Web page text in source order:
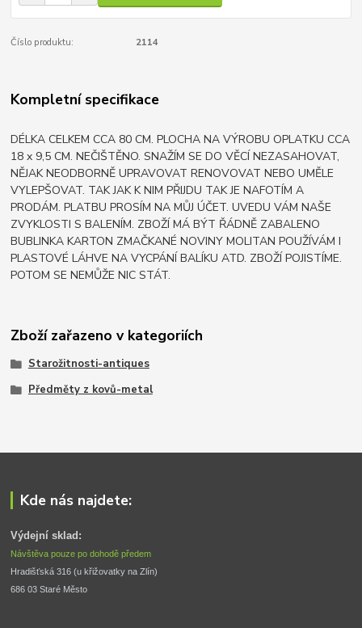
Číslo produktu: 2114
Kompletní specifikace
DÉLKA CELKEM CCA 80 CM. PLOCHA NA VÝROBU OPLATKU CCA
18 x 9,5 CM. NEČIŠTĚNO. SNAŽÍM SE DO VĚCÍ NEZASAHOVAT,
NĚJAK NEODBORNĚ UPRAVOVAT RENOVOVAT NEBO UMĚLE
VYLEPŠOVAT. TAK JAK K NIM PŘIJDU TAK JE NAFOTÍM A
PRODÁM. PLATBU PROSÍM NA MŮJ ÚČET. UVEDU VÁM NAŠE
ZVYKLOSTI S BALENÍM. ZBOŽÍ MÁ BÝT ŘÁDNĚ ZABALENO
BUBLINKA KARTON ZMAČKANÉ NOVINY MOLITAN POUŽÍVÁM I
PLASTOVÉ LÁHVE NA VYCPÁNÍ BALÍKU ATD. ZBOŽÍ POJISTÍME.
POTOM SE NEMŮŽE NIC STÁT.
Zboží zařazeno v kategoriích
Starožitnosti-antiques
Předměty z kovů-metal
Kde nás najdete:
Výdejní sklad:
Návštěva pouze po dohodě předem
Hradišťská 316 (u křižovatky na Zlín)
686 03 Staré Město